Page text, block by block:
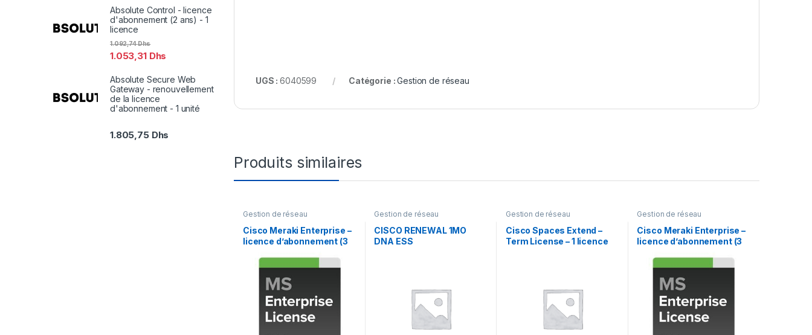
UGS :6040599 Catégorie :Gestion de réseau
Produits similaires
Gestion de réseau
Cisco Meraki Enterprise –
licence d’abonnement (3
Support – 1 switch
Gestion de réseau
CISCO RENEWAL 1MO
DNA ESS
Gestion de réseau
Cisco Spaces Extend –
Term License – 1 licence
Gestion de réseau
Cisco Meraki Enterprise –
licence d’abonnement (3
Support – 1 switch
Absolute Control - licence
d'abonnement (2 ans) - 1
licence
1.053,31 Dhs
1.092,74Dhs
Absolute Secure Web
Gateway - renouvellement
de la licence
d'abonnement - 1 unité
1.805,75 Dhs